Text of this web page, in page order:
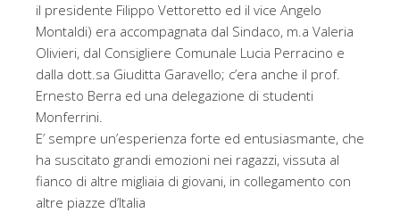
il presidente Filippo Vettoretto ed il vice Angelo
Montaldi) era accompagnata dal Sindaco, m.a Valeria
Olivieri, dal Consigliere Comunale Lucia Perracino e
dalla dott.sa Giuditta Garavello; c’era anche il prof.
Ernesto Berra ed una delegazione di studenti
Monferrini.
E’ sempre un’esperienza forte ed entusiasmante, che
ha suscitato grandi emozioni nei ragazzi, vissuta al
fianco di altre migliaia di giovani, in collegamento con
altre piazze d’Italia